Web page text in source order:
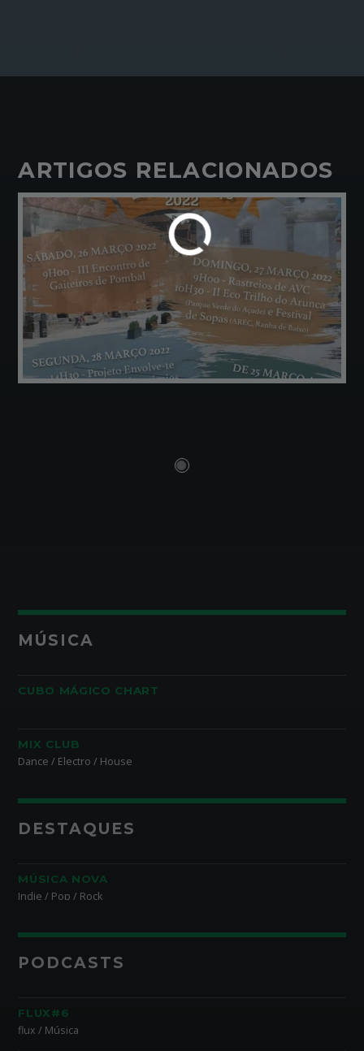
ARTIGOS RELACIONADOS
MÚSICA
CUBO MÁGICO CHART
MIX CLUB
Dance / Electro / House
DESTAQUES
MÚSICA NOVA
Indie / Pop / Rock
PODCASTS
FLUX#6
flux / Música